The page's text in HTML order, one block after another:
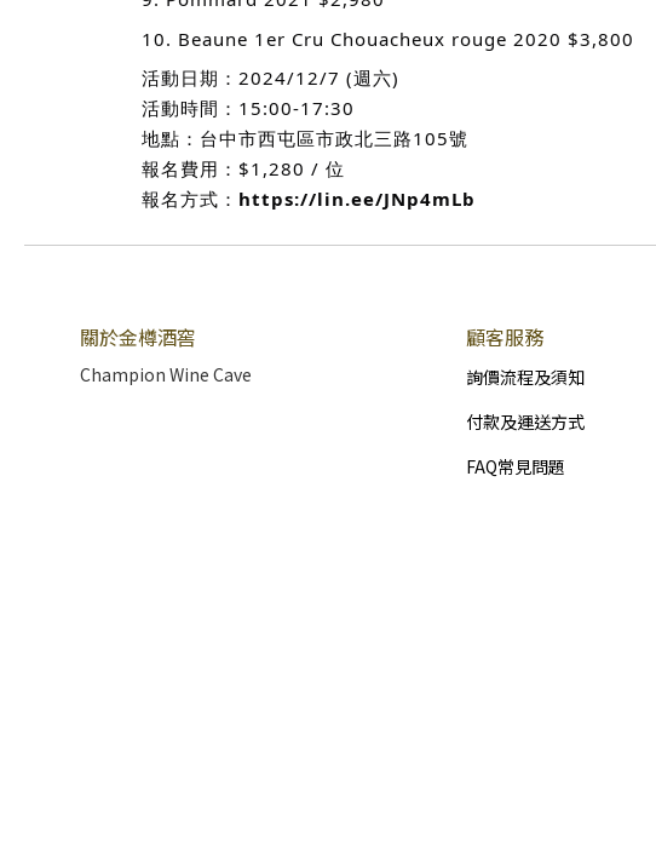
10. Beaune 1er Cru Chouacheux rouge 2020 $3,800
活動日期：2024/12/7 (週六)
活動時間：15:00-17:30
地點：台中市西屯區市政北三路105號
報名費用：$1,280 / 位
報名方式： https://lin.ee/JNp4mLb
關於金樽酒窖
Champion Wine Cave
顧客服務
詢價流程及須知
付款及運送方式
FAQ常見問題